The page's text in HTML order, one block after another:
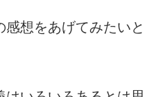
想をあげてみたいと